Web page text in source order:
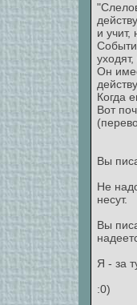
и учит,
Он
Когда
Вот
Вы
Не
несут.
Вы
Я - за
:0)